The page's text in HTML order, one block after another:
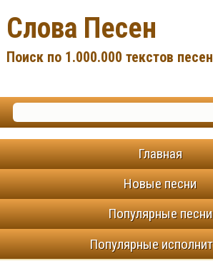
Слова Песен
Поиск по 1.000.000 текстов
Главная
Новые песни
Популярные песни
Популярные